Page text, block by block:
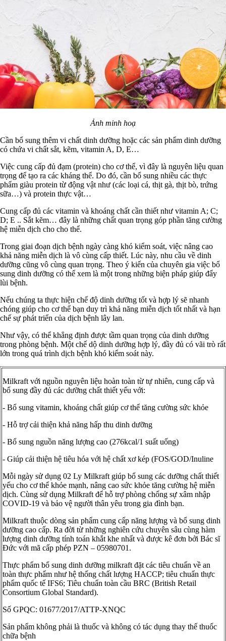
Ảnh minh hoạ
Cần bổ sung thêm vi chất dinh dưỡng hoặc các sản phẩm dinh dưỡng
có chứa vi chất sắt, kẽm, vitamin A, D, E…
Việc cung cấp đủ đạm (protein) cho cơ thể, vì đây là nguyên liệu quan
trọng để tạo ra các kháng thể. Do đó, cần bổ sung nhiều các thực
phẩm giàu protein từ động vật như (các loại cá, thịt gà, thịt bò, trứng
sữa…) và protein thực vật…
Cung cấp đủ các vitamin và khoáng chất cần thiết như vitamin A; C;
D; E .. Sắt kẽm… đây là những chất quan trọng góp phần tăng cường
hệ miễn dịch cho cho thể.
Trong giai đoạn dịch bệnh ngày càng khó kiểm soát, việc nâng cao
khả năng miễn dịch là vô cùng cấp thiết. Lúc này, nhu cầu về dinh
dưỡng cũng vô cùng quan trọng. Theo ý kiến của chuyên gia việc bổ
sung dinh dưỡng có thể xem là một trong những biện pháp giúp đẩy
lùi bệnh.
Nếu chúng ta thực hiện chế độ dinh dưỡng tốt và hợp lý sẽ nhanh
chóng giúp cho cơ thể bạn duy trì khả năng miễn dịch tốt nhất và hạn
chế sự phát triển của dịch bệnh lây lan.
Như vậy, có thể khẳng định được tầm quan trọng của dinh dưỡng
trong phòng bệnh. Một chế dộ dinh dưỡng hợp lý, đầy đủ có vãi trò rất
lớn trong quá trình dịch bệnh khó kiểm soát này.
Milkraft với nguồn nguyên liệu hoàn toàn từ tự nhiên, cung cấp và
bổ sung đầy đủ các dưỡng chất thiết yếu với:
- Bổ sung vitamin, khoáng chất giúp cơ thể tăng cường sức khỏe
- Hỗ trợ cải thiện khả năng hấp thu dinh dưỡng
- Bổ sung nguồn năng lượng cao (276kcal/1 suất uống)
- Giúp cải thiện hệ tiêu hóa với hệ chất xơ kép (FOS/GOD/Inuline
Mỗi ngày sử dụng 02 Ly Milkraft giúp bổ sung các dưỡng chất thiết
yếu cho cơ thể khỏe mạnh, nâng cao sức khỏe tăng cường hệ miễn
dịch. Cùng sử dụng Milkraft để hỗ trợ phòng chống sự xâm nhập
COVID-19 và bảo vệ người thân yêu trong gia đình bạn.
Milkraft thuộc dòng sản phẩm cung cấp năng lượng và bổ sung dinh
dưỡng cao cấp. Ra đời từ những nghiên cứu chuyên sâu cùng hàm
lượng dinh dưỡng tính toán khắt khe nhất và được kê đơn bởi Bác sĩ
Đức với mã cấp phép PZN – 05980701.
Thực phẩm bổ sung dinh dưỡng milkraft đặt các tiêu chuẩn về an
toàn thực phẩm như hệ thống chất lượng HACCP; tiêu chuẩn thực
phẩm quốc tế IFS6; Tiêu chuẩn toàn cầu BRC (British Retail
Consortium Global Standard).
Số GPQC: 01677/2017/ATTP-XNQC
Sản phẩm không phải là thuốc và không có tác dụng thay thế thuốc
chữa bệnh